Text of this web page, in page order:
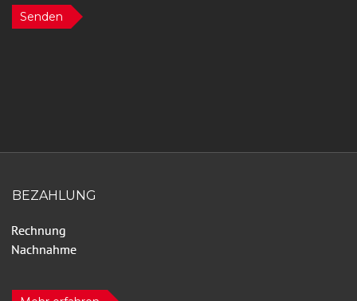
Senden
BEZAHLUNG